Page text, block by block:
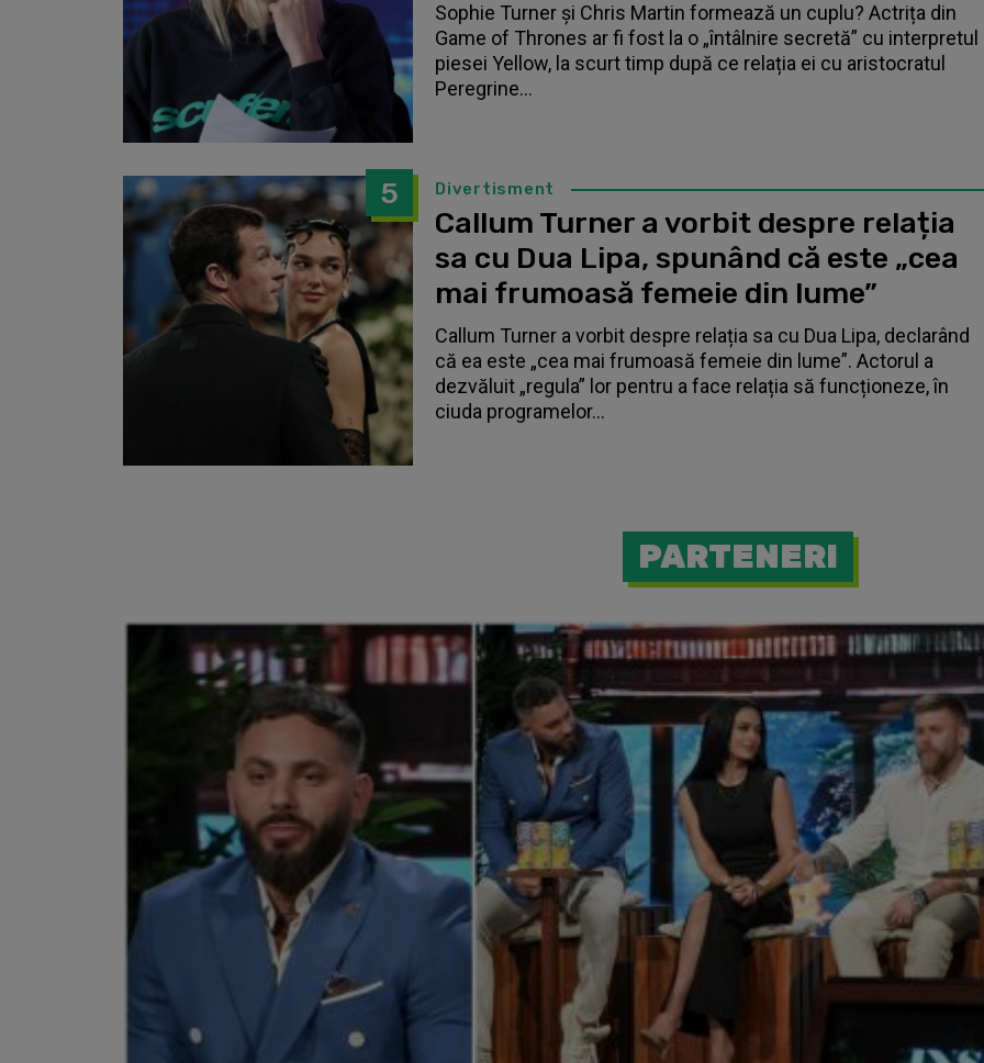
Sophie Turner și Chris Martin formează un cuplu? Actrița din
Game of Thrones ar fi fost la o „întâlnire secretă” cu interpretul
piesei Yellow, la scurt timp după ce relația ei cu aristocratul
Peregrine...
5 Divertisment
Callum Turner a vorbit despre relația
sa cu Dua Lipa, spunând că este „cea
mai frumoasă femeie din lume”
Callum Turner a vorbit despre relația sa cu Dua Lipa, declarând
că ea este „cea mai frumoasă femeie din lume”. Actorul a
dezvăluit „regula” lor pentru a face relația să funcționeze, în
ciuda programelor...
PARTENERI